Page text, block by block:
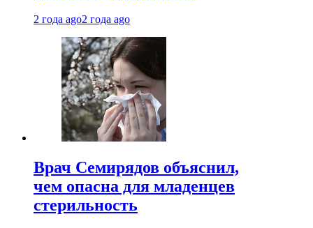
2 года ago2 года ago
Врач Семирядов объяснил,
чем опасна для младенцев
стерильность